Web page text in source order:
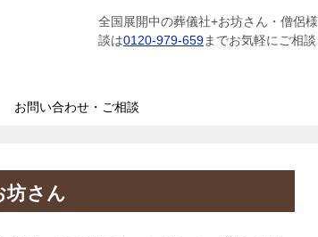
全国展開中の葬儀社+お坊さん・僧侶
談は0120-979-659までお気軽にご相談
お問い合わせ・ご相談
坊さん